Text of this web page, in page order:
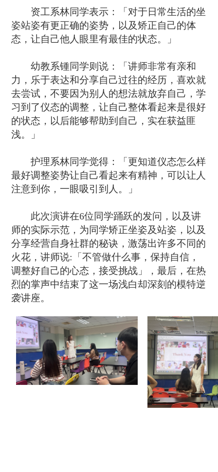
资工系林同学表示：「对于日常生活的坐
姿站姿有更正确的姿势，以及矫正自己的体
态，让自己他人眼里有最佳的状态。」
幼教系锺同学则说：「讲师非常有亲和
力，乐于表达和分享自己过往的经历，喜欢就
去尝试，不要因为别人的想法就放弃自己，学
习到了仪态的调整，让自己整体看起来是很好
的状态，以后能够帮助到自己，实在获益匪
浅。」
护理系林同学觉得：「更知道仪态怎么样
最好调整姿势让自己看起来有精神，可以让人
注意到你，一眼吸引到人。」
此次演讲在6位同学踊跃的发问，以及讲
师的实际示范，为同学矫正坐姿及站姿，以及
分享经营自身社群的秘诀，激荡出许多不同的
火花，讲师说:「不管做什么事，保持自信，
调整好自己的心态，接受挑战」，最后，在热
烈的掌声中结束了这一场浅白却深刻的模特逆
袭讲座。